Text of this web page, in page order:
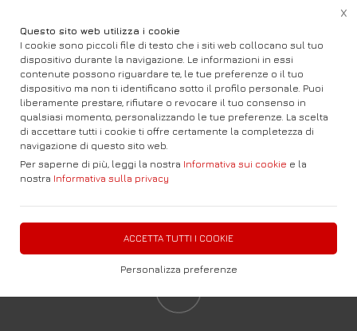
Questo sito web utilizza i cookie
I cookie sono piccoli file di testo che i siti web collocano sul tuo
dispositivo durante la navigazione. Le informazioni in essi
contenute possono riguardare te, le tue preferenze o il tuo
dispositivo ma non ti identificano sotto il profilo personale. Puoi
liberamente prestare, rifiutare o revocare il tuo consenso in
qualsiasi momento, personalizzando le tue preferenze. La scelta
di accettare tutti i cookie ti offre certamente la completezza di
navigazione di questo sito web.
Per saperne di più, leggi la nostra Informativa sui cookie e la
nostra Informativa sulla privacy
ACCETTA TUTTI I COOKIE
Personalizza preferenze
X